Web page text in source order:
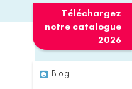
Téléchargez
notre catalogue
2026
Blog